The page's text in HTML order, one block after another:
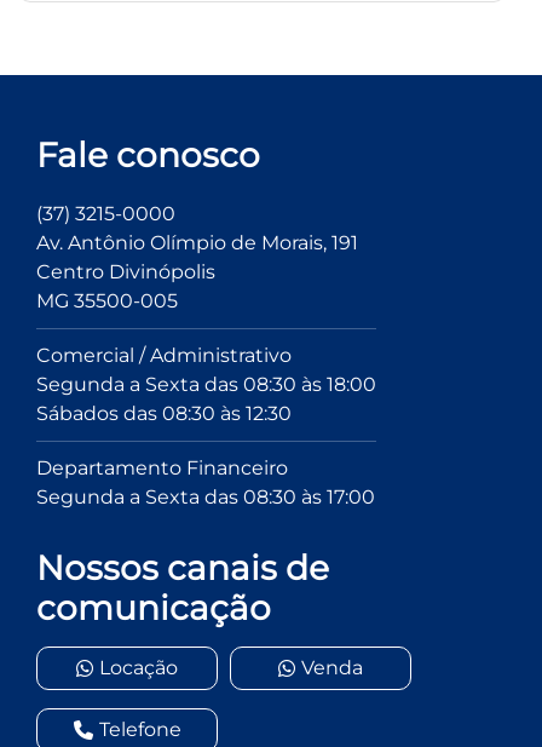
Fale conosco
(37) 3215-0000
Av. Antônio Olímpio de Morais, 191
Centro Divinópolis
MG 35500-005
Comercial / Administrativo
Segunda a Sexta das 08:30 às 18:00
Sábados das 08:30 às 12:30
Departamento Financeiro
Segunda a Sexta das 08:30 às 17:00
Nossos canais de
comunicação
Locação Venda
Telefone